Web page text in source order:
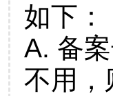
如下：
A. 备
不用，